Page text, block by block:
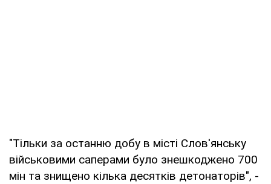
"Тільки за останню добу в місті Слов'янську
військовими саперами було знешкоджено 700
мін та знищено кілька десятків детонаторів", -